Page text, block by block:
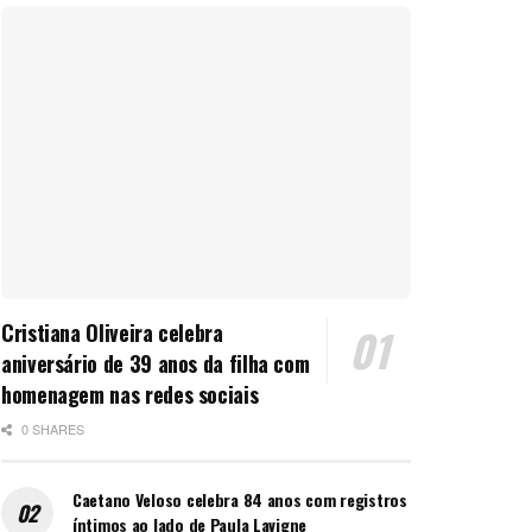
Cristiana Oliveira celebra
aniversário de 39 anos da filha com
homenagem nas redes sociais
0 SHARES
Caetano Veloso celebra 84 anos com registros
íntimos ao lado de Paula Lavigne